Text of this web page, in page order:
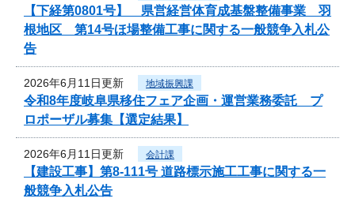
【下経第0801号】 県営経営体育成基盤整備事業 羽
根地区 第14号ほ場整備工事に関する一般競争入札公
告
2026年6月11日更新 地域振興課
令和8年度岐阜県移住フェア企画・運営業務委託 プ
ロポーザル募集【選定結果】
2026年6月11日更新 会計課
【建設工事】第8-111号 道路標示施工工事に関する一
般競争入札公告